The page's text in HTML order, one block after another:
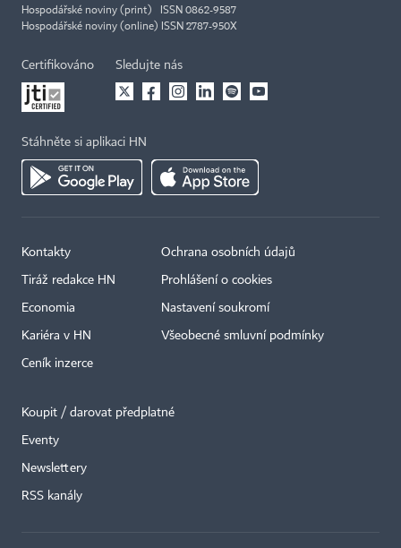
Hospodářské noviny (print) ISSN 0862-9587
Hospodářské noviny (online) ISSN 2787-950X
Certifikováno Sledujte nás
Stáhněte si aplikaci HN
Kontakty
Tiráž redakce HN
Economia
Kariéra v HN
Ceník inzerce
Ochrana osobních údajů
Prohlášení o cookies
Nastavení soukromí
Všeobecné smluvní podmínky
Koupit / darovat předplatné
Eventy
Newslettery
RSS kanály